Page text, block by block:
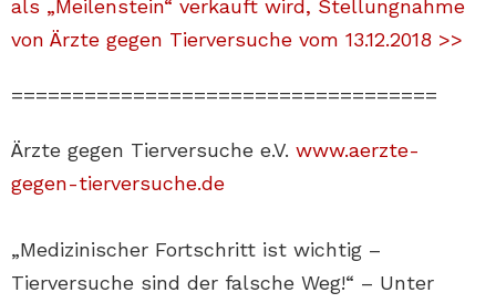
als „Meilenstein“ verkauft wird, Stellungnahme
von Ärzte gegen Tierversuche vom 13.12.2018 >>
===================================
Ärzte gegen Tierversuche e.V. www.aerzte-
gegen-tierversuche.de
„Medizinischer Fortschritt ist wichtig –
Tierversuche sind der falsche Weg!“ – Unter